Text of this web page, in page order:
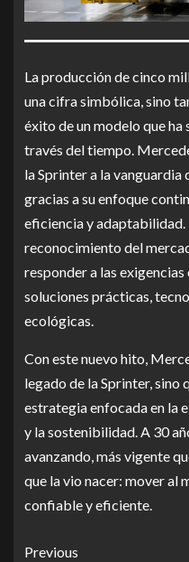
La producción de cinco
una cifra simbólica, sino
éxito de un modelo que
través del tiempo.
la Sprinter a la
gracias a su enfoque
eficiencia y
reconocimiento del
responder a las
soluciones prácticas,
ecológicas.
Con este nuevo hito,
legado de la Sprinter, sino
estrategia enfocada en la
y la sostenibilidad. A 30
avanzando, más vigente
que la vio nacer: mover al
confiable y eficiente.
Previous